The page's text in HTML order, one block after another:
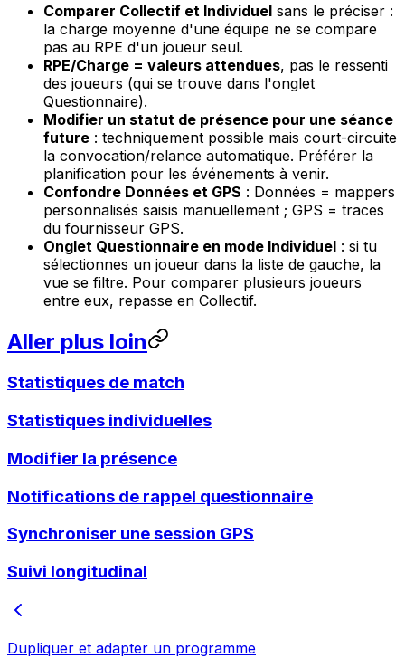
Comparer Collectif et Individuel sans le préciser :
la charge moyenne d'une équipe ne se compare
pas au RPE d'un joueur seul.
RPE/Charge = valeurs attendues, pas le ressenti
des joueurs (qui se trouve dans l'onglet
Questionnaire).
Modifier un statut de présence pour une séance
future : techniquement possible mais court-circuite
la convocation/relance automatique. Préférer la
planification pour les événements à venir.
Confondre Données et GPS : Données = mappers
personnalisés saisis manuellement ; GPS = traces
du fournisseur GPS.
Onglet Questionnaire en mode Individuel : si tu
sélectionnes un joueur dans la liste de gauche, la
vue se filtre. Pour comparer plusieurs joueurs
entre eux, repasse en Collectif.
Aller plus loin
Statistiques de match
Statistiques individuelles
Modifier la présence
Notifications de rappel questionnaire
Synchroniser une session GPS
Suivi longitudinal
Dupliquer et adapter un programme